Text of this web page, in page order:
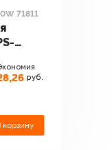
71811
руб.
корзину